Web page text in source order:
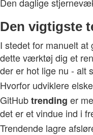
Den vigtigste
I stedet for manuelt at
dette værktøj dig et
der er hot lige nu - alt
Hvorfor udviklere
GitHubtrending er
det er et vindue ind i
Trendende lagre